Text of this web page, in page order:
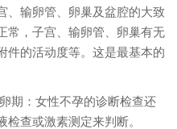
、输卵管、卵巢及盆腔的大致
常，子宫、输卵管、卵巢有无
件的活动度等。这是最基本的
期：女性不孕的诊断检查还
查或激素测定来判断。